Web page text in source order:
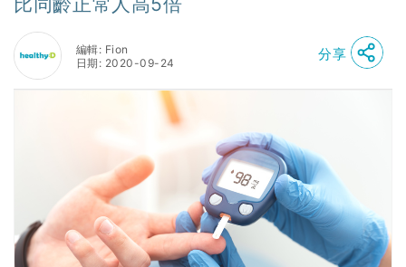
編輯: Fion
日期: 2020-09-24
分享